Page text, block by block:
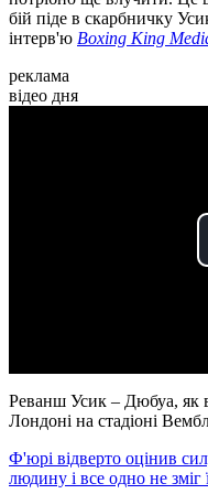
бій піде в скарбничку
інтерв'ю Boxing King
реклама
відео дня
Реванш Усик – Дюбуа, як
Лондоні на стадіоні
Ф'юрі відверто оцінив
людину і все одно не зміг